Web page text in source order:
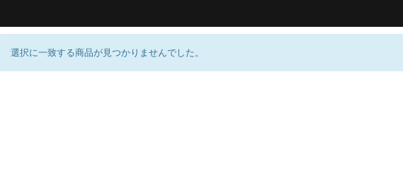
選択に一致する商品が見つかりませんでした。